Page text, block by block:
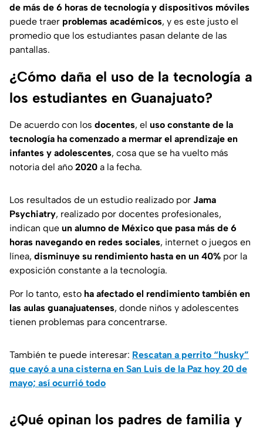
de más de 6 horas de tecnología y dispositivos móviles
puede traer problemas académicos, y es este justo el
promedio que los estudiantes pasan delante de las
pantallas.
¿Cómo daña el uso de la tecnología a
los estudiantes en Guanajuato?
De acuerdo con los docentes, el uso constante de la
tecnología ha comenzado a mermar el aprendizaje en
infantes y adolescentes, cosa que se ha vuelto más
notoria del año 2020 a la fecha.
Los resultados de un estudio realizado por Jama
Psychiatry, realizado por docentes profesionales,
indican que un alumno de México que pasa más de 6
horas navegando en redes sociales, internet o juegos en
línea, disminuye su rendimiento hasta en un 40% por la
exposición constante a la tecnología.
Por lo tanto, esto ha afectado el rendimiento también en
las aulas guanajuatenses, donde niños y adolescentes
tienen problemas para concentrarse.
También te puede interesar: Rescatan a perrito “husky”
que cayó a una cisterna en San Luis de la Paz hoy 20 de
mayo; así ocurrió todo
¿Qué opinan los padres de familia y